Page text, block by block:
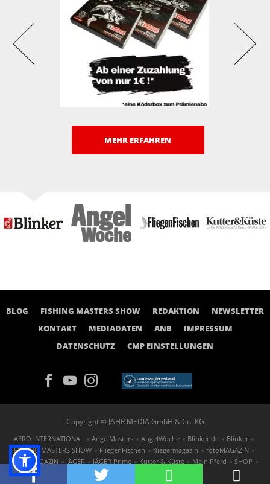
MEHR ERFAHREN
BLOG FISHING MASTERS SHOW REDAKTION
NEWSLETTER
KONTAKT
MEDIADATEN ANB
IMPRESSUM
DATENSCHUTZ
CMP EINSTELLUNGEN
Copyright © JAHR MEDIA GmbH & Co. KG
AERO INTERNATIONAL AngelMasters AngelWoche Blinker.de
Blinker
FISHING MASTERS SHOW
FliegenFischen fliegermagazin
fotoMAGAZIN
GOLF MAGAZIN
JÄGER JÄGER Prime Kutter & Küste Mein Pferd
SHOP
St.GEORG
tennis MAGAZIN FOTOwirtschaft outdoor.markt